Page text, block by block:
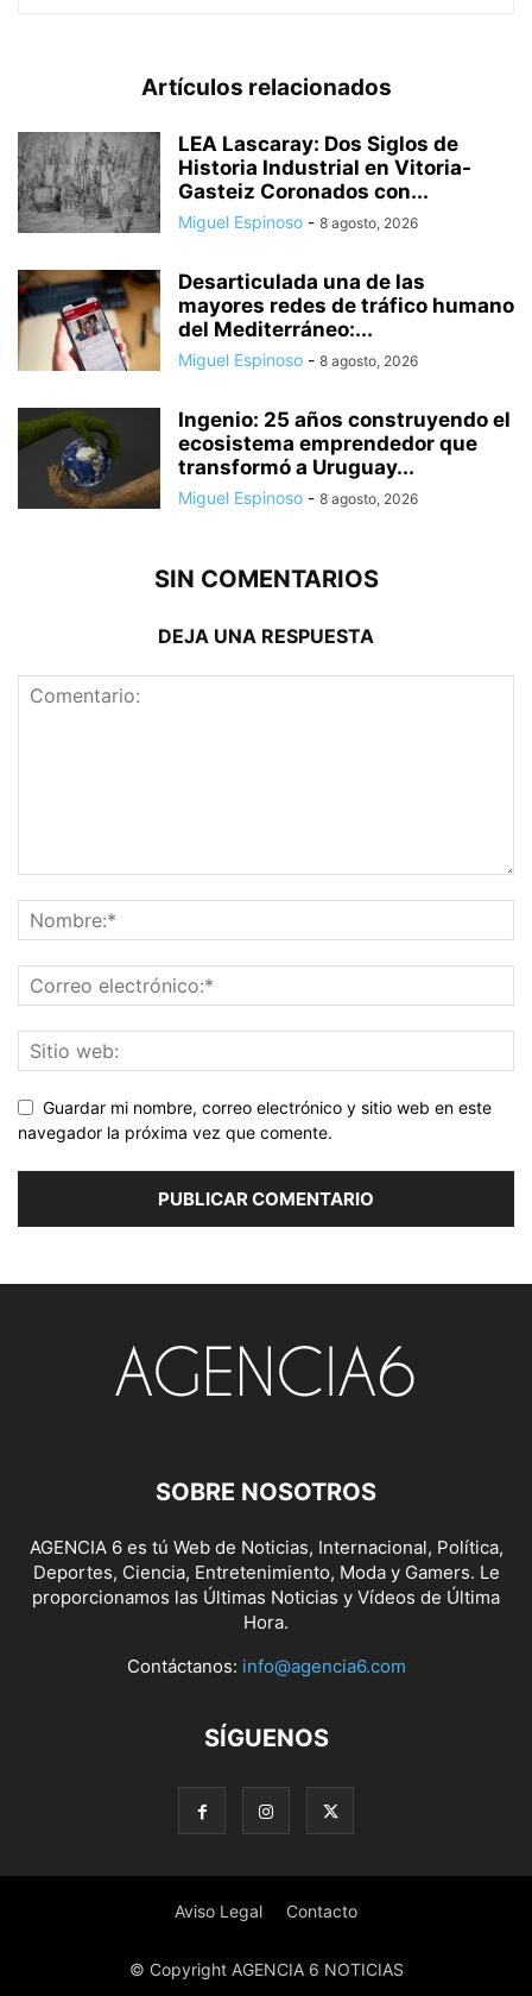
Artículos relacionados
LEA Lascaray: Dos Siglos de
Historia Industrial en Vitoria-
Gasteiz Coronados con...
Miguel Espinoso - 8 agosto, 2026
Desarticulada una de las
mayores redes de tráfico humano
del Mediterráneo:...
Miguel Espinoso - 8 agosto, 2026
Ingenio: 25 años construyendo el
ecosistema emprendedor que
transformó a Uruguay...
Miguel Espinoso - 8 agosto, 2026
SIN COMENTARIOS
DEJA UNA RESPUESTA
Guardar mi nombre, correo electrónico y sitio web en este
navegador la próxima vez que comente.
SOBRE NOSOTROS
AGENCIA 6 es tú Web de Noticias, Internacional, Política,
Deportes, Ciencia, Entretenimiento, Moda y Gamers. Le
proporcionamos las Últimas Noticias y Vídeos de Última
Hora.
Contáctanos: info@agencia6.com
SÍGUENOS
Aviso Legal Contacto
© Copyright AGENCIA 6 NOTICIAS